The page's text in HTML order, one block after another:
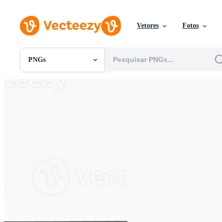
Vetores Fotos
PNGs
Todas Imagens